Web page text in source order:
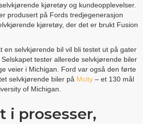
kjøretøy og kundeopplevelser.
produsert på Fords tredjegenerasjon
kjøretøy, der det er brukt Fusion
en selvkjørende bil vil bli testet ut på gater
tester allerede selvkjørende biler
veier i Michigan. Ford var også den førte
selvkjørende biler på Mcity – et 130 mål
of Michigan.
i prosesser,